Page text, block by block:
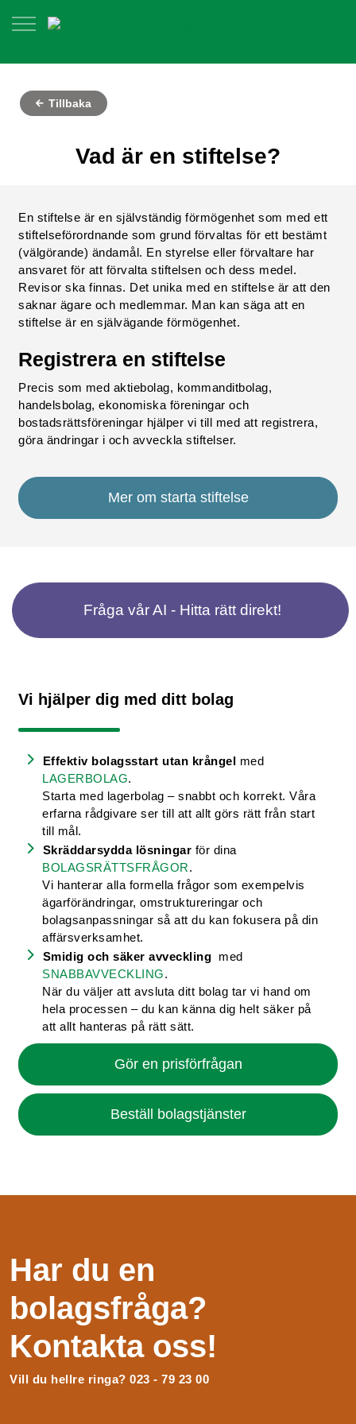
Tillbaka
Vad är en stiftelse?
En stiftelse är en självständig förmögenhet som med ett
stiftelseförordnande som grund förvaltas för ett bestämt
(välgörande) ändamål. En styrelse eller förvaltare har
ansvaret för att förvalta stiftelsen och dess medel.
Revisor ska finnas. Det unika med en stiftelse är att den
saknar ägare och medlemmar. Man kan säga att en
stiftelse är en självägande förmögenhet.
Registrera en stiftelse
Precis som med aktiebolag, kommanditbolag,
handelsbolag, ekonomiska föreningar och
bostadsrättsföreningar hjälper vi till med att registrera,
göra ändringar i och avveckla stiftelser.
Mer om starta stiftelse
Fråga vår AI - Hitta rätt direkt!
Vi hjälper dig med ditt bolag
Effektiv bolagsstart utan krångel med
LAGERBOLAG.
Starta med lagerbolag – snabbt och korrekt. Våra
erfarna rådgivare ser till att allt görs rätt från start
till mål.
Skräddarsydda lösningar för dina
BOLAGSRÄTTSFRÅGOR.
Vi hanterar alla formella frågor som exempelvis
ägarförändringar, omstruktureringar och
bolagsanpassningar så att du kan fokusera på din
affärsverksamhet.
Smidig och säker avveckling med
SNABBAVVECKLING.
När du väljer att avsluta ditt bolag tar vi hand om
hela processen – du kan känna dig helt säker på
att allt hanteras på rätt sätt.
Gör en prisförfrågan
Beställ bolagstjänster
Har du en
bolagsfråga?
Kontakta oss!
Vill du hellre ringa? 023 - 79 23 00